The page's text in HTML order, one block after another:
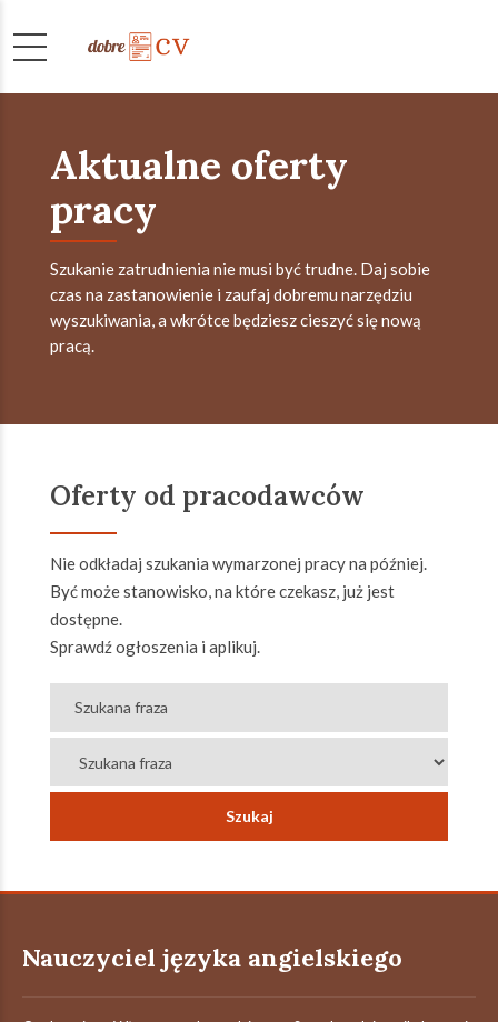
Aktualne oferty
pracy
Szukanie zatrudnienia nie musi być trudne. Daj sobie
czas na zastanowienie i zaufaj dobremu narzędziu
wyszukiwania, a wkrótce będziesz cieszyć się nową
pracą.
Oferty od pracodawców
Nie odkładaj szukania wymarzonej pracy na później.
Być może stanowisko, na które czekasz, już jest
dostępne.
Sprawdź ogłoszenia i aplikuj.
Nauczyciel języka angielskiego